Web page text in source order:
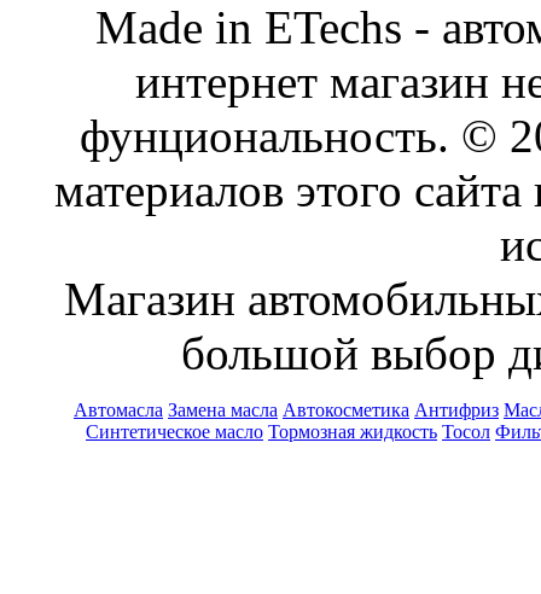
Made in ETechs -
интернет магазин
фунциональность. ©
материалов этого
Магазин
большой выбор
Автомасла Замена масла Автокосметика Антифриз
Синтетическое масло Тормозная жидкость Тосол